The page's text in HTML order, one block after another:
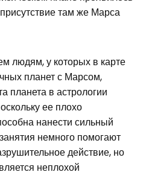
там же Марса
людям, у которых в карте
планет с Марсом,
планета в астрологии
ее плохо
нанести сильный
немного помогают
действие, но
неплохой